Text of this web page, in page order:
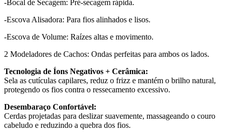
-Bocal de Secagem: Pré-secagem rápida.
-Escova Alisadora: Para fios alinhados e lisos.
-Escova de Volume: Raízes altas e movimento.
2 Modeladores de Cachos: Ondas perfeitas para ambos os lados.
Tecnologia de Íons Negativos + Cerâmica:
Sela as cutículas capilares, reduz o frizz e mantém o brilho natural,
protegendo os fios contra o ressecamento excessivo.
Desembaraço Confortável:
Cerdas projetadas para deslizar suavemente, massageando o couro
cabeludo e reduzindo a quebra dos fios.